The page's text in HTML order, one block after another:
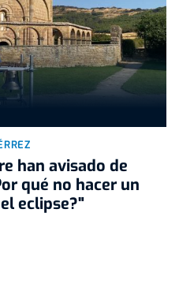
han avisado de
qué no hacer un
eclipse?"